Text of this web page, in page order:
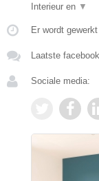
Interieur en ▼
Er wordt
Laatste
Sociale media: